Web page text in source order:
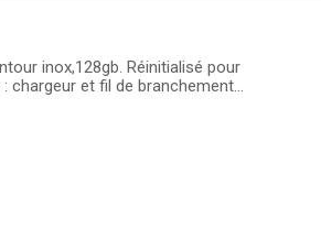
inox,128gb. Réinitialisé pour
chargeur et fil de branchement.